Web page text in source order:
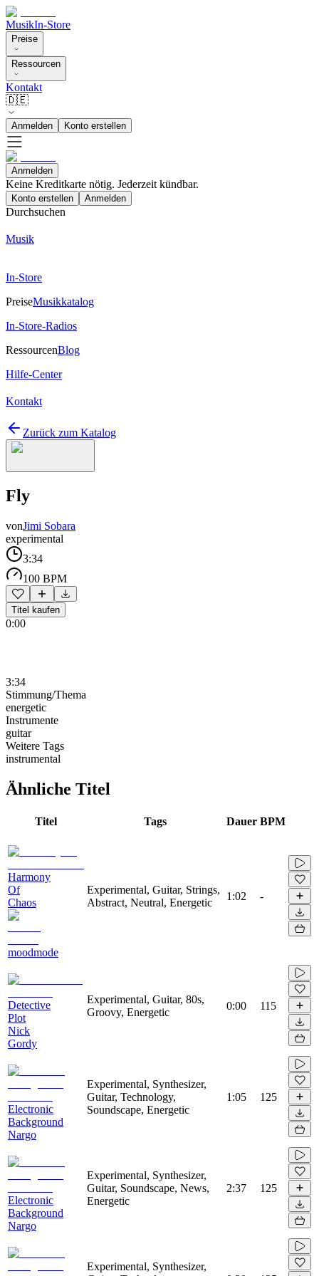
MusikIn-Store
Preise
Ressourcen
Kontakt
🇩🇪
Anmelden Konto erstellen
Anmelden
Keine Kreditkarte nötig. Jederzeit kündbar.
Konto erstellen Anmelden
Durchsuchen
Musik
In-Store
PreiseMusikkatalog
In-Store-Radios
RessourcenBlog
Hilfe-Center
Kontakt
Zurück zum Katalog
Fly
vonJimi Sobara
experimental
3:34
100 BPM
Titel kaufen
0:00
3:34
Stimmung/Thema
energetic
Instrumente
guitar
Weitere Tags
instrumental
Ähnliche Titel
Titel Tags Dauer BPM
Harmony
Of
Chaos
moodmode
Experimental, Guitar, Strings,
Abstract, Neutral, Energetic
1:02 -
Detective
Plot
Nick
Gordy
Experimental, Guitar, 80s,
Groovy, Energetic
0:00 115
Electronic
Background
Nargo
Experimental, Synthesizer,
Guitar, Technology,
Soundscape, Energetic
1:05 125
Electronic
Background
Nargo
Experimental, Synthesizer,
Guitar, Soundscape, News,
Energetic
2:37 125
Experimental, Synthesizer,